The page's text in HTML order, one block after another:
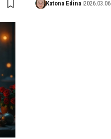
Katona Edina 2026.03.06.